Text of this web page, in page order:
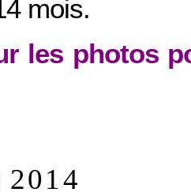
mois.
les photos